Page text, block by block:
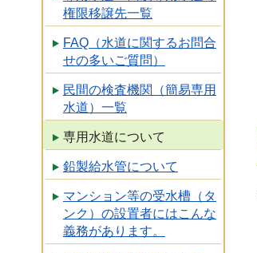
権限移譲先一覧
FAQ（水道に関するお問合
せの多いご質問）
民間の検査機関（簡易専用
水道）一覧
専用水道について
鉛製給水管について
マンション等の受水槽（タ
ンク）の設置者にはこんな
義務があります。